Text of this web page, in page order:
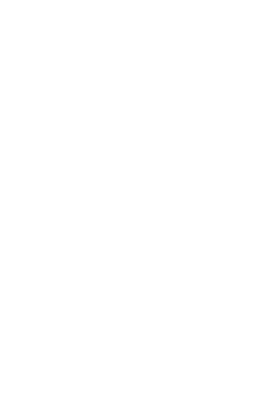
فيها مظاهر التعارف والتآلف